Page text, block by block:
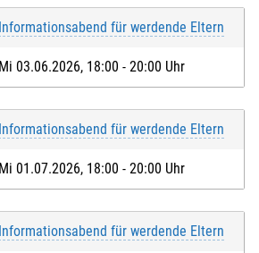
Informationsabend für werdende Eltern
Mi 03.06.2026, 18:00 - 20:00 Uhr
Informationsabend für werdende Eltern
Mi 01.07.2026, 18:00 - 20:00 Uhr
Informationsabend für werdende Eltern